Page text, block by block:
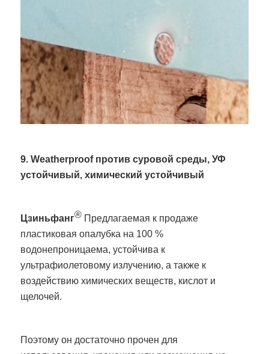
9. Weatherproof против суровой среды, УФ
устойчивый, химический устойчивый
Цзиньфанг® Предлагаемая к продаже
пластиковая опалубка на 100 %
водонепроницаема, устойчива к
ультрафиолетовому излучению, а также к
воздействию химических веществ, кислот и
щелочей.
Поэтому он достаточно прочен для